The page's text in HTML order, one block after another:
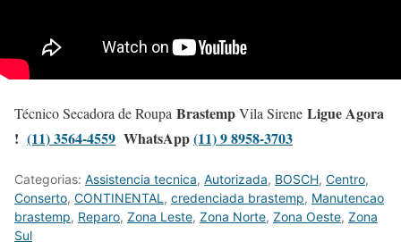
Técnico Secadora de Roupa BrastempVila Sirene Ligue Agora
! (11) 3564-4559 WhatsApp(11) 9 8958-3703
Categorias: Assistencia tecnica, Autorizada, BOSCH, Centro,
Conserto, CONTINENTAL , credenciada brastemp, Manutencao
brastemp, Reparo, Zona Leste, Zona Norte, Zona Oeste, Zona
Sul